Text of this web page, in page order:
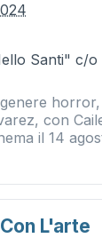
Santi" c/o
con
il 14
L'arte